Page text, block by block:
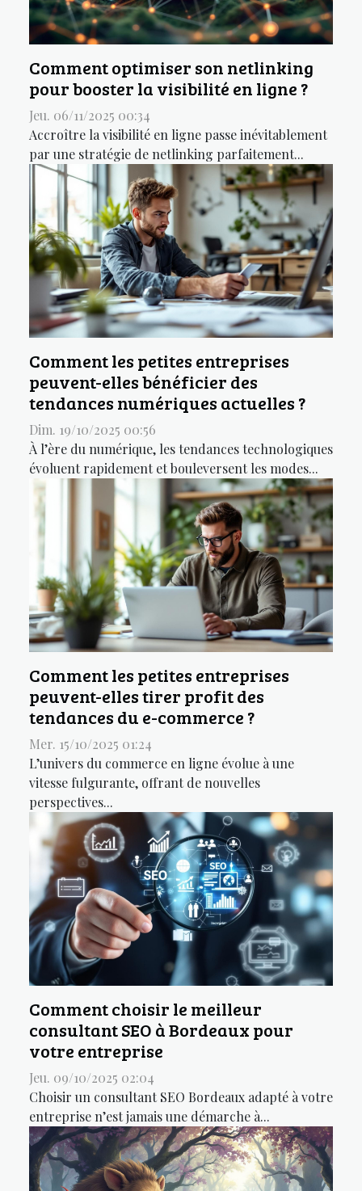
Comment optimiser son netlinking
pour booster la visibilité en ligne ?
Jeu. 06/11/2025 00:34
Accroître la visibilité en ligne passe inévitablement
par une stratégie de netlinking parfaitement...
Comment les petites entreprises
peuvent-elles bénéficier des
tendances numériques actuelles ?
Dim. 19/10/2025 00:56
À l’ère du numérique, les tendances technologiques
évoluent rapidement et bouleversent les modes...
Comment les petites entreprises
peuvent-elles tirer profit des
tendances du e-commerce ?
Mer. 15/10/2025 01:24
L’univers du commerce en ligne évolue à une
vitesse fulgurante, offrant de nouvelles
perspectives...
Comment choisir le meilleur
consultant SEO à Bordeaux pour
votre entreprise
Jeu. 09/10/2025 02:04
Choisir un consultant SEO Bordeaux adapté à votre
entreprise n’est jamais une démarche à...